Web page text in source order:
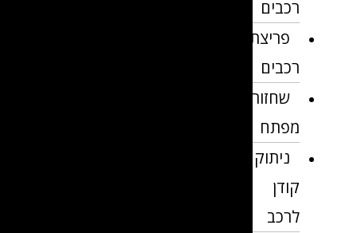
רכבים
פריצת
רכבים
שחזור
מפתח
ניתוק
לרכב